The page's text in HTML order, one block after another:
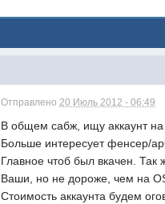
Отправлено20 Июль 2012 - 06:49
В общем сабж, ищу аккаунт на
Больше интересует фенсер/
Главное чтоб был вкачен.
Ваши, но не дороже, чем на
Стоимость аккаунта будем